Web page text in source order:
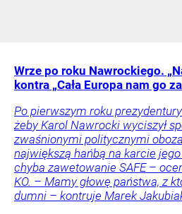
Wrze po roku Nawrockiego.
kontra „Cała Europa nam go
Po pierwszym roku
żeby Karol Nawrocki wyciszył
zwaśnionymi politycznymi
największą hańbą na karcie
chyba zawetowanie SAFE –
KO. – Mamy głowę państwa, z
dumni – kontruje Marek